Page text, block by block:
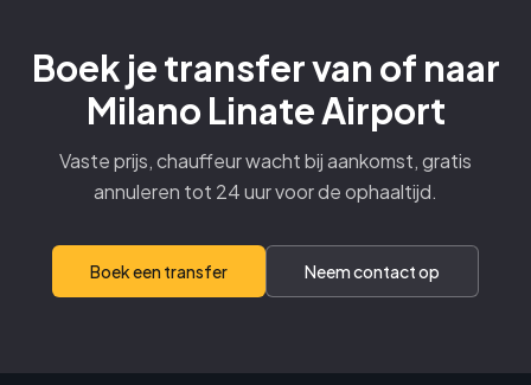
Boek je transfer van of naar
Milano Linate Airport
Vaste prijs, chauffeur wacht bij aankomst, gratis
annuleren tot 24 uur voor de ophaaltijd.
Boek een transfer Neem contact op